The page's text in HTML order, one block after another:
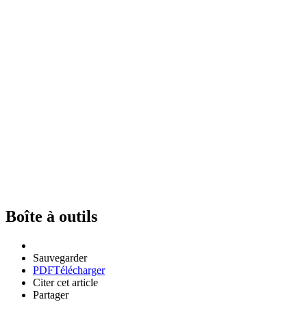
Boîte à outils
Sauvegarder
PDFTélécharger
Citer cet article
Partager